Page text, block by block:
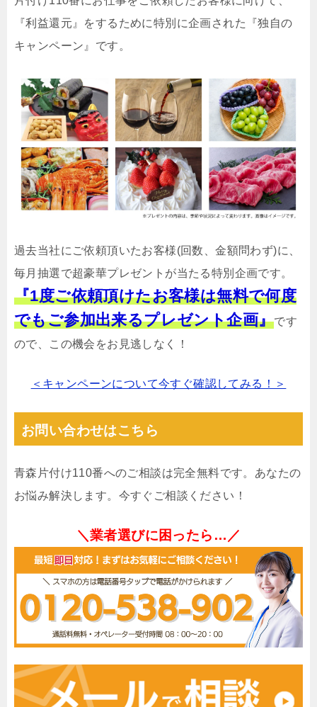
『利益還元』をするために特別に企画された『独自の
キャンペーン』です。
過去当社にご依頼頂いたお客様(回数、金額問わず)に、
毎月抽選で超豪華プレゼントが当たる特別企画です。
『1度ご依頼頂けたお客様は無料で何度
でもご参加出来るプレゼント企画』です
ので、この機会をお見逃しなく！
＜キャンペーンについて今すぐ確認してみる！＞
お問い合わせはこちら
青森片付け110番へのご相談は完全無料です。あなたの
お悩み解決します。今すぐご相談ください！
＼業者選びに困ったら…／